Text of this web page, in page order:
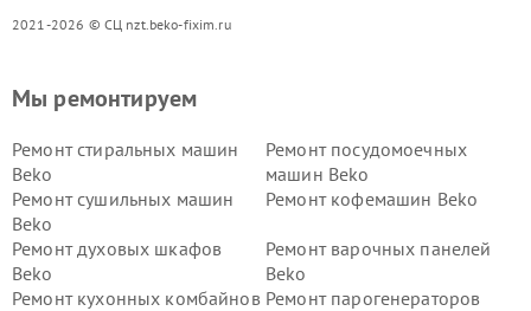
2021-2026 © СЦ nzt.beko-fixim.ru
Мы ремонтируем
Ремонт стиральных машин
Beko
Ремонт посудомоечных
машин Beko
Ремонт сушильных машин
Beko
Ремонт кофемашин Beko
Ремонт духовых шкафов
Beko
Ремонт варочных панелей
Beko
Ремонт кухонных комбайнов Ремонт парогенераторов